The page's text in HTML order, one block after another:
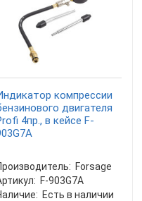
компрессии
двигателя
4пр., в кейсе F-
Forsage
F-903G7A
Есть в наличии